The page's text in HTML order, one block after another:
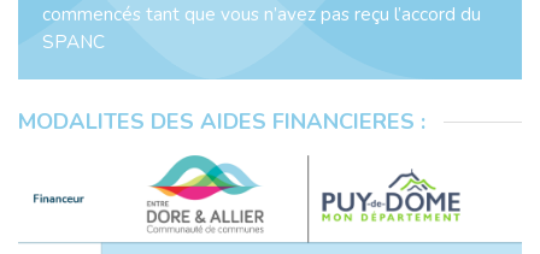
commencés tant que vous n’avez pas reçu l’accord du
SPANC
MODALITES DES AIDES FINANCIERES :